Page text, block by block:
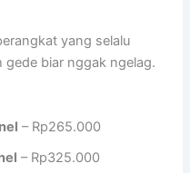
yang selalu
biar nggak ngelag.
– Rp265.000
– Rp325.000